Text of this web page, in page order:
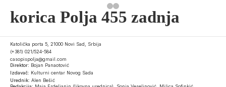
korica Polja 455 zadnja
Katolička porta 5, 21000 Novi Sad, Srbija
(+381) 021/524-584
casopispolja@gmail.com
Direktor: Bojan Panaotović
Izdavač: Kulturni centar Novog Sada
Urednik: Alen Bešić